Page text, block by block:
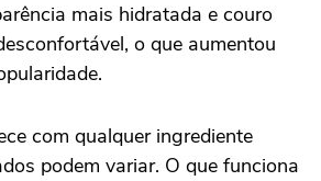
mais hidratada e couro
o que aumentou
com qualquer ingrediente
podem variar. O que funciona